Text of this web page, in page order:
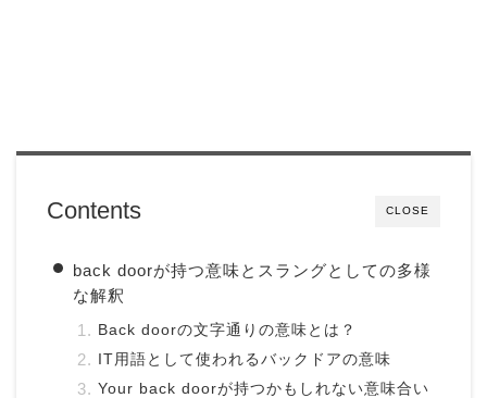
CLOSE
Contents
back doorが持つ意味とスラングとしての多様
な解釈
Back doorの文字通りの意味とは？
IT用語として使われるバックドアの意味
Your back doorが持つかもしれない意味合い